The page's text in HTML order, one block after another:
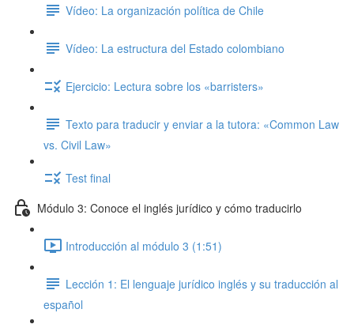
Vídeo: La organización política de Chile
Vídeo: La estructura del Estado colombiano
Ejercicio: Lectura sobre los «barristers»
Texto para traducir y enviar a la tutora: «Common Law
vs. Civil Law»
Test final
Módulo 3: Conoce el inglés jurídico y cómo traducirlo
Introducción al módulo 3 (1:51)
Lección 1: El lenguaje jurídico inglés y su traducción al
español